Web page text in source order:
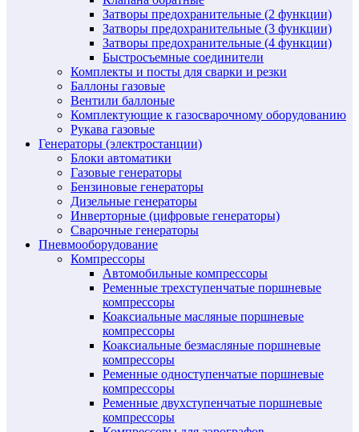
Затворы предохранительные (2 функции)
Затворы предохранительные (3 функции)
Затворы предохранительные (4 функции)
Быстросъемные соединители
Комплекты и посты для сварки и резки
Баллоны газовые
Вентили баллоные
Комплектующие к газосварочному оборудованию
Рукава газовые
Генераторы (электростанции)
Блоки автоматики
Газовые генераторы
Бензиновые генераторы
Дизельные генераторы
Инверторные (цифровые генераторы)
Сварочные генераторы
Пневмооборудование
Компрессоры
Автомобильные компрессоры
Ременные трехступенчатые поршневые
компрессоры
Коаксиальные масляные поршневые
компрессоры
Коаксиальные безмасляные поршневые
компрессоры
Ременные одноступенчатые поршневые
компрессоры
Ременные двухступенчатые поршневые
компрессоры